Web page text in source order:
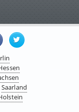
Saarland